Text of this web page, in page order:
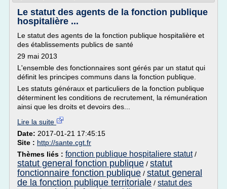
Le statut des agents de la fonction publique
hospitalière ...
Le statut des agents de la fonction publique hospitalière et
des établissements publics de santé
29 mai 2013
L'ensemble des fonctionnaires sont gérés par un statut qui
définit les principes communs dans la fonction publique.
Les statuts généraux et particuliers de la fonction publique
déterminent les conditions de recrutement, la rémunération
ainsi que les droits et devoirs des...
Lire la suite
Date: 2017-01-21 17:45:15
Site : http://sante.cgt.fr
Thèmes liés : fonction publique hospitaliere statut/
statut general fonction publique / statut
fonctionnaire fonction publique / statut general
de la fonction publique territoriale / statut des